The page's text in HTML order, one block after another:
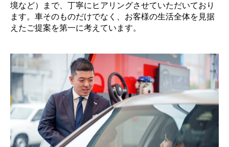
境など）まで、丁寧にヒアリングさせていただいており
ます。車そのものだけでなく、お客様の生活全体を見据
えたご提案を第一に考えています。